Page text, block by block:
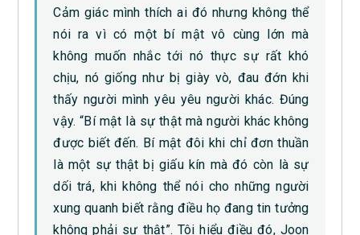
Cảm giác mình thích ai đó nhưng không thể
nói ra vì có một bí mật vô cùng lớn mà
không muốn nhắc tới nó thực sự rất khó
chịu, nó giống như bị giày vò, đau đớn khi
thấy người mình yêu yêu người khác. Đúng
vậy. “Bí mật là sự thật mà người khác không
được biết đến. Bí mật đôi khi chỉ đơn thuần
là một sự thật bị giấu kín mà đó còn là sự
dối trá, khi không thể nói cho những người
xung quanh biết rằng điều họ đang tin tưởng
không phải sự thật”. Tôi hiểu điều đó, Joon